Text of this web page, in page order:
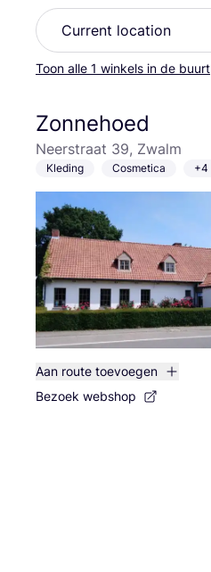
Toon alle 1 winkels in de buurt
Zonnehoed
Neerstraat 39, Zwalm
Kleding Cosmetica +4
Aan route toevoegen
Bezoek webshop